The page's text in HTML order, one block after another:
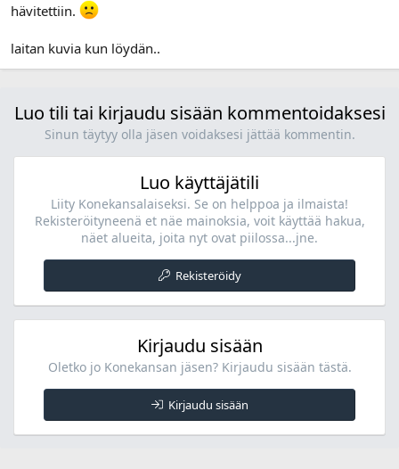
hävitettiin.
laitan kuvia kun löydän..
Luo tili tai kirjaudu sisään kommentoidaksesi
Sinun täytyy olla jäsen voidaksesi jättää kommentin.
Luo käyttäjätili
Liity Konekansalaiseksi. Se on helppoa ja ilmaista!
Rekisteröityneenä et näe mainoksia, voit käyttää hakua,
näet alueita, joita nyt ovat piilossa...jne.
Rekisteröidy
Kirjaudu sisään
Oletko jo Konekansan jäsen? Kirjaudu sisään tästä.
Kirjaudu sisään